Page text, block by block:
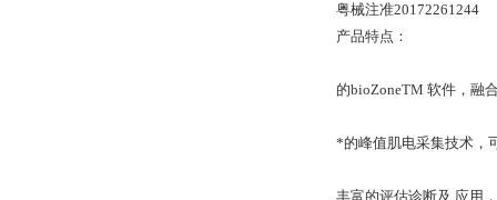
粤械注准20172261244
产品特点：
的bioZoneTM 软件，融
*的峰值肌电采集技术，
丰富的评估诊断及 应用